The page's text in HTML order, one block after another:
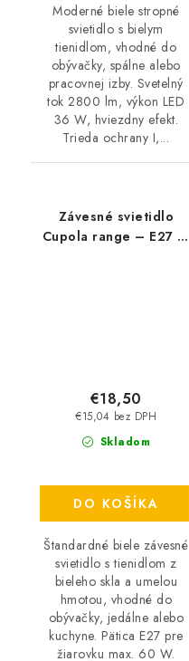
Moderné biele stropné
svietidlo s bielym
tienidlom, vhodné do
obývačky, spálne alebo
pracovnej izby. Svetelný
tok 2800 lm, výkon LED
36 W, hviezdny efekt.
Trieda ochrany I,...
Závesné svietidlo
Cupola range – E27 1x
Skladom
€15,04 bez DPH
€18,50
DO KOŠÍKA
Štandardné biele závesné
svietidlo s tienidlom z
bieleho skla a umelou
hmotou, vhodné do
obývačky, jedálne alebo
kuchyne. Pätica E27 pre
žiarovku max. 60 W.